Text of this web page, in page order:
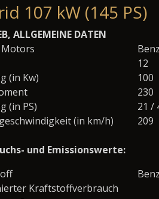
107 kW (145 PS)
ALLGEMEINE DATEN
12
(in Kw)
100
230
(in PS)
21 /
(in km/h)
209
und Emissionswerte:
Kraftstoffverbrauch